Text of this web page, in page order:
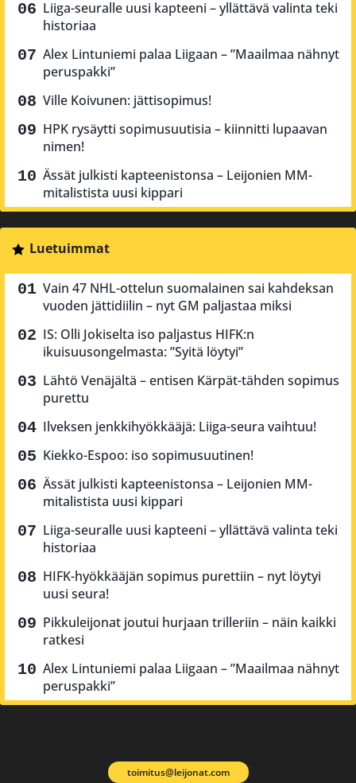
Liiga-seuralle uusi kapteeni – yllättävä valinta teki
historiaa
Alex Lintuniemi palaa Liigaan – ”Maailmaa nähnyt
peruspakki”
Ville Koivunen: jättisopimus!
HPK rysäytti sopimusuutisia – kiinnitti lupaavan
nimen!
Ässät julkisti kapteenistonsa – Leijonien MM-
mitalistista uusi kippari
Luetuimmat
Vain 47 NHL-ottelun suomalainen sai kahdeksan
vuoden jättidiilin – nyt GM paljastaa miksi
IS: Olli Jokiselta iso paljastus HIFK:n
ikuisuusongelmasta: ”Syitä löytyi”
Lähtö Venäjältä – entisen Kärpät-tähden sopimus
purettu
Ilveksen jenkkihyökkääjä: Liiga-seura vaihtuu!
Kiekko-Espoo: iso sopimusuutinen!
Ässät julkisti kapteenistonsa – Leijonien MM-
mitalistista uusi kippari
Liiga-seuralle uusi kapteeni – yllättävä valinta teki
historiaa
HIFK-hyökkääjän sopimus purettiin – nyt löytyi
uusi seura!
Pikkuleijonat joutui hurjaan trilleriin – näin kaikki
ratkesi
Alex Lintuniemi palaa Liigaan – ”Maailmaa nähnyt
peruspakki”
toimitus@leijonat.com